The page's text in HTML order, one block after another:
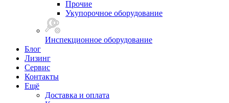
Прочие
Укупорочное оборудование
Инспекционное оборудование
Блог
Лизинг
Сервис
Контакты
Ещё
Доставка и оплата